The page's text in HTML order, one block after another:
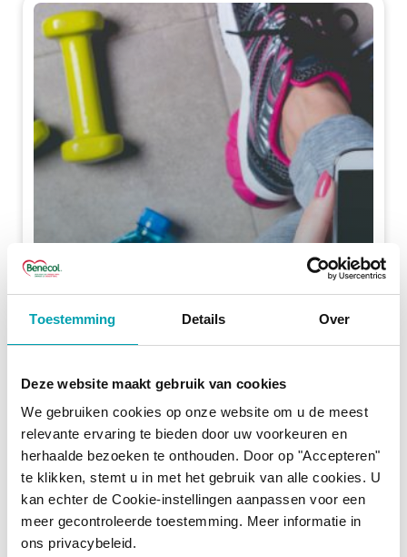
Toestemming Details Over
Deze website maakt gebruik van cookies
We gebruiken cookies op onze website om u de meest
relevante ervaring te bieden door uw voorkeuren en
herhaalde bezoeken te onthouden. Door op "Accepteren"
te klikken, stemt u in met het gebruik van alle cookies. U
kan echter de Cookie-instellingen aanpassen voor een
meer gecontroleerde toestemming. Meer informatie in
ons privacybeleid.
Le sport – tout est une
question de motivation